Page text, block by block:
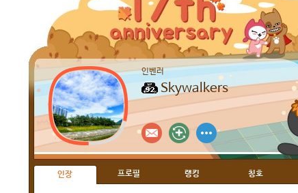
인벤러
Skywalkers
인장 프로필 랭킹 칭호